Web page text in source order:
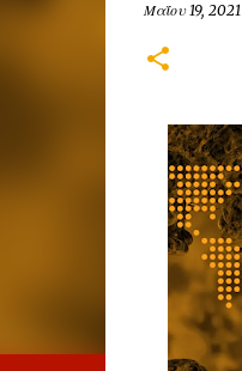
Μαΐου 19, 2021